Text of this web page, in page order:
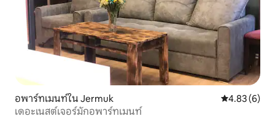
อพาร์ทเมนท์ใน Jermuk คะแนนเฉลี่ย
4.83 (6)
เดอะเนสต์เจอร์มักอพาร์ทเมนท์